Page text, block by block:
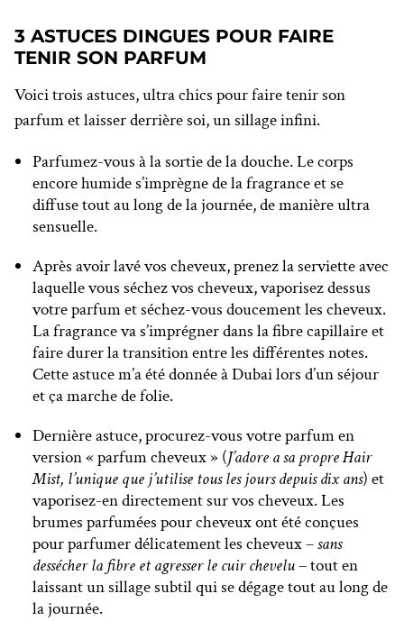
3 ASTUCES DINGUES POUR FAIRE
TENIR SON PARFUM
Voici trois astuces, ultra chics pour faire tenir son
parfum et laisser derrière soi, un sillage infini.
Parfumez-vous à la sortie de la douche. Le corps
encore humide s’imprègne de la fragrance et se
diffuse tout au long de la journée, de manière ultra
sensuelle.
Après avoir lavé vos cheveux, prenez la serviette avec
laquelle vous séchez vos cheveux, vaporisez dessus
votre parfum et séchez-vous doucement les cheveux.
La fragrance va s’imprégner dans la fibre capillaire et
faire durer la transition entre les différentes notes.
Cette astuce m’a été donnée à Dubai lors d’un séjour
et ça marche de folie.
Dernière astuce, procurez-vous votre parfum en
version « parfum cheveux » (J’adore a sa propre Hair
Mist, l’unique que j’utilise tous les jours depuis dix ans) et
vaporisez-en directement sur vos cheveux. Les
brumes parfumées pour cheveux ont été conçues
pour parfumer délicatement les cheveux –sans
dessécher la fibre et agresser le cuir chevelu– tout en
laissant un sillage subtil qui se dégage tout au long de
la journée.